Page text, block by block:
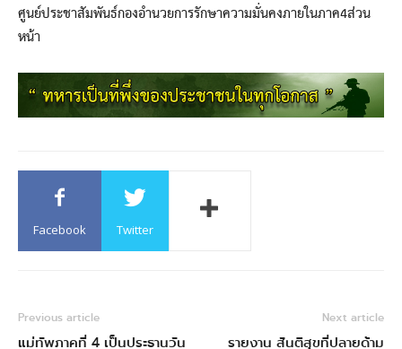
ศูนย์ประชาสัมพันธ์กองอำนวยการรักษาความมั่นคงภายในภาค4ส่วน
หน้า
Facebook Twitter
Previous article
แม่ทัพภาคที่ 4 เป็นประธานวัน
Next article
รายงาน สันติสุขที่ปลายด้าม